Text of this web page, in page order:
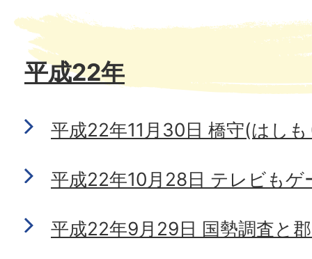
平成22年
平成22年11月30日 橋守(はし
平成22年10月28日 テレビもゲ
平成22年9月29日 国勢調査と